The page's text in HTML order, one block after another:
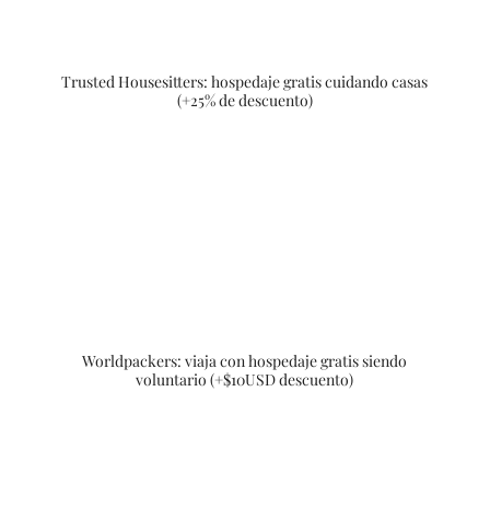
Trusted Housesitters: hospedaje gratis cuidando casas
(+25% de descuento)
Worldpackers: viaja con hospedaje gratis siendo
voluntario (+$10USD descuento)